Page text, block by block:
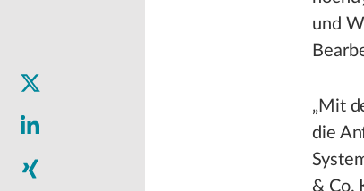
und
„Mit
die
& Co.